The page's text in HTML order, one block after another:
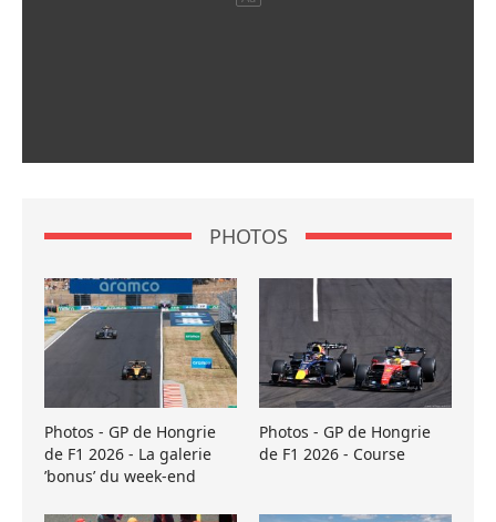
PHOTOS
Photos - GP de Hongrie
de F1 2026 - La galerie
’bonus’ du week-end
Photos - GP de Hongrie
de F1 2026 - Course